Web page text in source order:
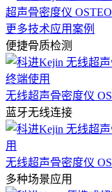
超声骨密度仪
更多技术应用案例
便捷骨质检测
无线超声骨密度仪
蓝牙无线连接
无线超声骨密度仪
多种场景应用